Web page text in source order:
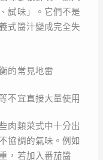
試味」。它們不是
式醬汁變成完全失
的常見地雷
不宜直接大量使用
肉類菜式中十分出
協調的氣味。例如
，若加入番茄醬